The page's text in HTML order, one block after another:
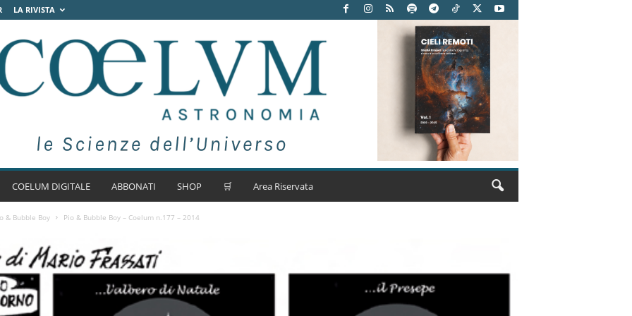
LA RIVISTA
COELUM DIGITALE ABBONATI SHOP 🛒 Area Riservata
& Bubble Boy Pio & Bubble Boy – Coelum n.177 – 2014